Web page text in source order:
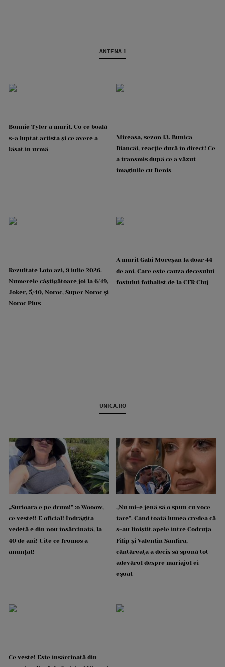
ANTENA 1
Bonnie Tyler a murit. Cu ce boală
s-a luptat artista și ce avere a
lăsat în urmă
Mireasa, sezon 13. Bunica
Biancăi, reacție dură în direct! Ce
a transmis după ce a văzut
imaginile cu Denis
Rezultate Loto azi, 9 iulie 2026.
Numerele câștigătoare joi la 6/49,
Joker, 5/40, Noroc, Super Noroc și
Noroc Plus
A murit Gabi Mureșan la doar 44
de ani. Care este cauza decesului
fostului fotbalist de la CFR Cluj
UNICA.RO
„Surioara e pe drum!” :o Wooow,
ce veste!! E oficial! Îndrăgita
vedetă e din nou însărcinată, la
40 de ani! Uite ce frumos a
anunțat!
„Nu mi-e jenă să o spun cu voce
tare”. Când toată lumea credea că
s-au liniștit apele între Codruța
Filip și Valentin Sanfira,
cântăreața a decis să spună tot
adevărul despre mariajul ei
eșuat
Ce veste! Este însărcinată din